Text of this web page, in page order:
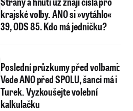
krajské volby. ANO si »vytáhlo«
39, ODS 85. Kdo má jedničku?
Poslední průzkumy před volbami:
Vede ANO před SPOLU, šanci má i
Turek. Vyzkoušejte volební
kalkulačku